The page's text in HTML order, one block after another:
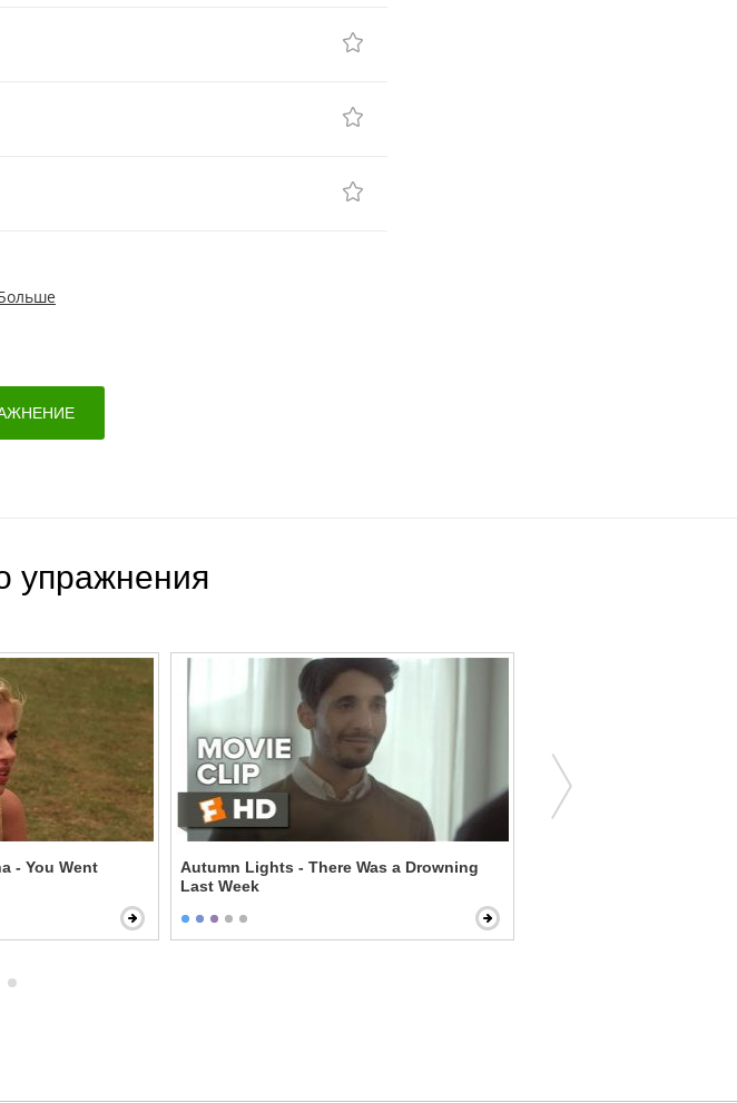
упражнения
- You Went
Autumn Lights - There Was a Drowning
Last Week